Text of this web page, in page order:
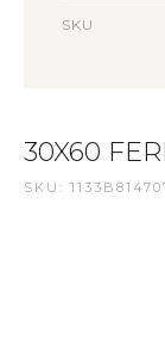
SKU
30X60
SKU: